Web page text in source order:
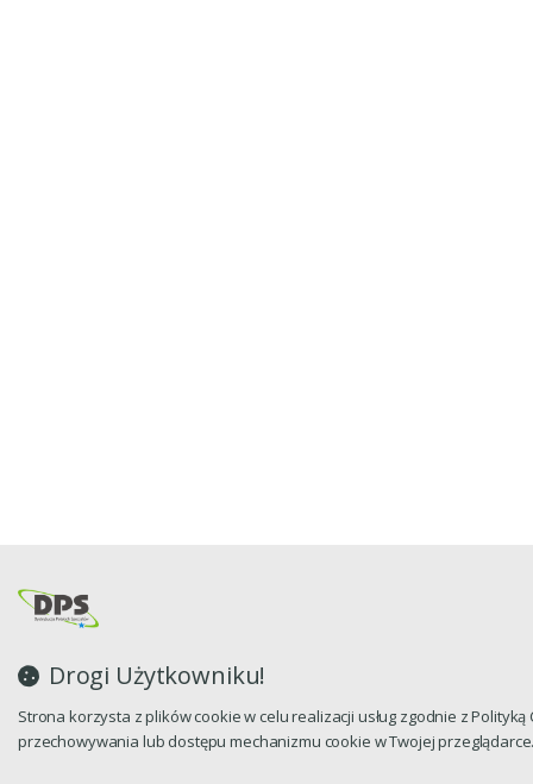
Drogi Użytkowniku!
Strona korzysta z plików cookie w celu realizacji usług zgodnie z
przechowywania lub dostępu mechanizmu cookie w Twojej